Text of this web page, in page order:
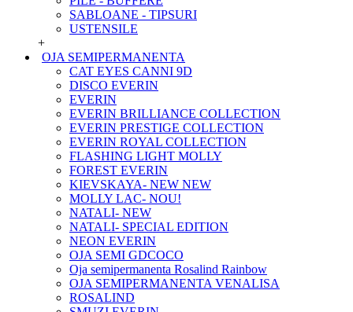
SABLOANE - TIPSURI
USTENSILE
+
OJA SEMIPERMANENTA
CAT EYES CANNI 9D
DISCO EVERIN
EVERIN
EVERIN BRILLIANCE COLLECTION
EVERIN PRESTIGE COLLECTION
EVERIN ROYAL COLLECTION
FLASHING LIGHT MOLLY
FOREST EVERIN
KIEVSKAYA- NEW NEW
MOLLY LAC- NOU!
NATALI- NEW
NATALI- SPECIAL EDITION
NEON EVERIN
OJA SEMI GDCOCO
Oja semipermanenta Rosalind Rainbow
OJA SEMIPERMANENTA VENALISA
ROSALIND